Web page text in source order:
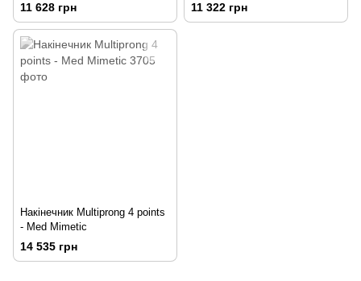
11 628 грн 11 322 грн
Накінечник Multiprong 4 points
- Med Mimetic
14 535 грн